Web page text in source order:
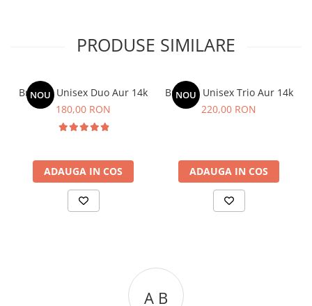
PRODUSE SIMILARE
NOU
Bratara Unisex Duo Aur 14k
180,00 RON
ADAUGA IN COS
NOU
Bratara Unisex Trio Aur 14k
220,00 RON
ADAUGA IN COS